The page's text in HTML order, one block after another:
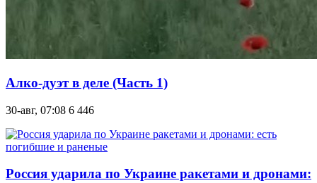
Алко-дуэт в деле (Часть 1)
30-авг, 07:08 6 446
Россия ударила по Украине ракетами и дронами: